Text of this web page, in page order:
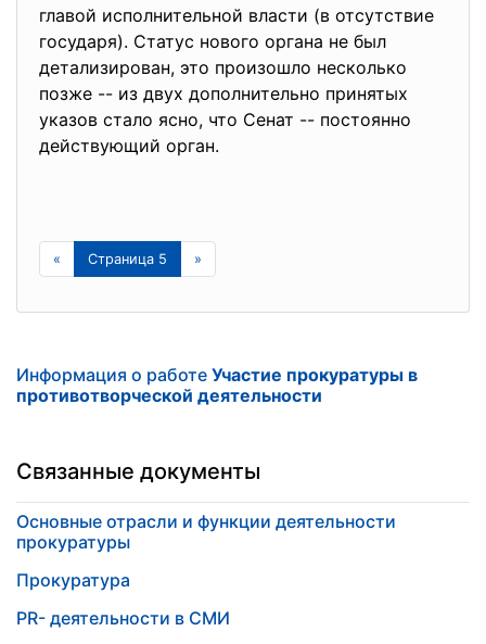
главой исполнительной власти (в отсутствие
государя). Статус нового органа не был
детализирован, это произошло несколько
позже -- из двух дополнительно принятых
указов стало ясно, что Сенат -- постоянно
действующий орган.
« Страница 5 »
Информация о работе Участие прокуратуры в
противотворческой деятельности
Связанные документы
Основные отрасли и функции деятельности
прокуратуры
Прокуратура
PR- деятельности в СМИ